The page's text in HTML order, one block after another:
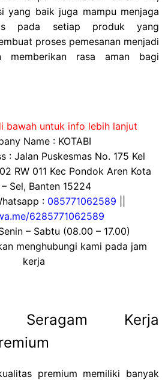
yang baik juga mampu menjaga
pada setiap produk yang
proses pemesanan menjadi
memberikan rasa aman bagi
bawah untuk info lebih lanjut
Name : KOTABI
: Jalan Puskesmas No. 175 Kel
RW 011 Kec Pondok Aren Kota
Sel, Banten 15224
: 085771062589
6285771062589
– Sabtu (08.00 – 17.00)
menghubungi kami pada jam
kerja
Seragam Kerja
premium memiliki banyak